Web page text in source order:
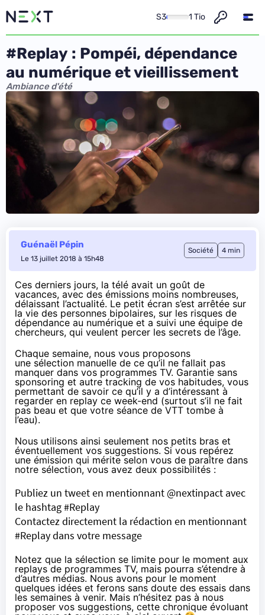
S3 1 Tio
#Replay : Pompéi, dépendance
au numérique et vieillissement
Ambiance d'été
Guénaël Pépin
Le 13 juillet 2018 à 15h48
Société 4 min
Ces derniers jours, la télé avait un goût de
vacances, avec des émissions moins nombreuses,
délaissant l’actualité. Le petit écran s’est arrêtée sur
la vie des personnes bipolaires, sur les risques de
dépendance au numérique et a suivi une équipe de
chercheurs, qui veulent percer les secrets de l’âge.
Chaque semaine, nous vous proposons
une sélection manuelle de ce qu’il ne fallait pas
manquer dans vos programmes TV. Garantie sans
sponsoring et autre tracking de vos habitudes, vous
permettant de savoir ce qu’il y a d’intéressant à
regarder en replay ce week-end (surtout s’il ne fait
pas beau et que votre séance de VTT tombe à
l’eau).
Nous utilisons ainsi seulement nos petits bras et
éventuellement vos suggestions. Si vous repérez
une émission qui mérite selon vous de paraître dans
notre sélection, vous avez deux possibilités :
Publiez un tweet en mentionnant @nextinpact avec
le hashtag #Replay
Contactez directement la rédaction en mentionnant
#Replay dans votre message
Notez que la sélection se limite pour le moment aux
replays de programmes TV, mais pourra s’étendre à
d’autres médias. Nous avons pour le moment
quelques idées et ferons sans doute des essais dans
les semaines à venir. Mais n’hésitez pas à nous
proposer vos suggestions, cette chronique évoluant